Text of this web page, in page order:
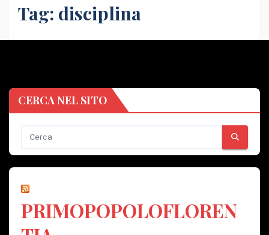
Tag: disciplina
CERCA NEL SITO
PRIMOPOPOLOFLOREN